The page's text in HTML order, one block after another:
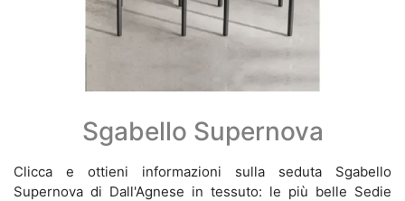
Sgabello Supernova
Clicca e ottieni informazioni sulla seduta Sgabello
Supernova di Dall'Agnese in tessuto: le più belle Sedie